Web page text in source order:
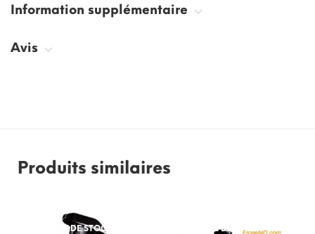
Information supplémentaire
Avis
Produits similaires
RUPTURE DE STOCK RUPTURE DE STOCK